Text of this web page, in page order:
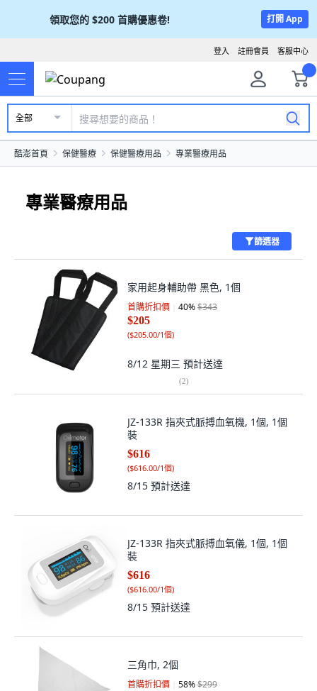
領取您的 $200 首購優惠卷! 打開 App
客服中心
註冊會員
登入
全部
酷澎首頁 保健醫療 保健醫療用品 專業醫療用品
專業醫療用品
篩選器
家用起身輔助帶 黑色, 1個
首購折扣價 40%$343
$205
($205.00/1個)
8/12 星期三 預計送達
(2)
JZ-133R 指夾式脈搏血氧機, 1個, 1個
裝
$616
($616.00/1個)
8/15 預計送達
JZ-133R 指夾式脈搏血氧儀, 1個, 1個
裝
$616
($616.00/1個)
8/15 預計送達
三角巾, 2個
首購折扣價 58%$299